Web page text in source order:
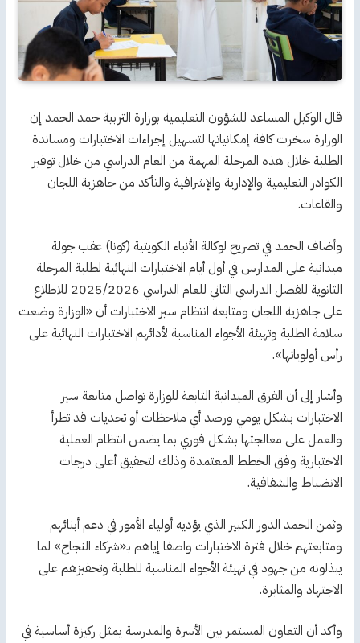
قال الوكيل المساعد للشؤون التعليمية بوزارة التربية حمد الحمد إن
الوزارة سخرت كافة إمكانياتها لتسهيل إجراءات الاختبارات ومساندة
الطلبة خلال هذه المرحلة المهمة من العام الدراسي من خلال توفير
الكوادر التعليمية والإدارية والإشرافية والتأكد من جاهزية اللجان
والقاعات.
وأضاف الحمد في تصريح لوكالة الأنباء الكويتية (كونا) عقب جولة
ميدانية على المدارس في أول أيام الاختبارات النهائية لطلبة المرحلة
الثانوية للفصل الدراسي الثاني للعام الدراسي 2025/2026 للاطلاع
على جاهزية اللجان ومتابعة انتظام سير الاختبارات أن «الوزارة وضعت
سلامة الطلبة وتهيئة الأجواء المناسبة لأدائهم الاختبارات النهائية على
رأس أولوياتها».
وأشار إلى أن الفرق الميدانية التابعة للوزارة تواصل متابعة سير
الاختبارات بشكل يومي ورصد أي ملاحظات أو تحديات قد تطرأ
والعمل على معالجتها بشكل فوري بما يضمن انتظام العملية
الاختبارية وفق الخطط المعتمدة وذلك لتحقيق أعلى درجات
الانضباط والشفافية.
وثمن الحمد الدور الكبير الذي يؤديه أولياء الأمور في دعم أبنائهم
ومتابعتهم خلال فترة الاختبارات واصفا إياهم بـ«شركاء النجاح» لما
يبذلونه من جهود في تهيئة الأجواء المناسبة للطلبة وتحفيزهم على
الاجتهاد والمثابرة.
وأكد أن التعاون المستمر بين الأسرة والمدرسة يمثل ركيزة أساسية في